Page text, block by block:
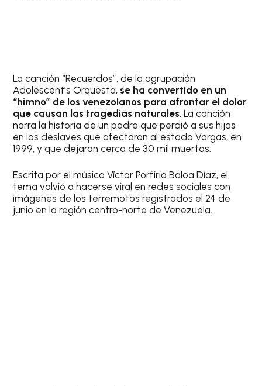
La canción “Recuerdos”, de la agrupación
Adolescent’s Orquesta, se ha convertido en un
“himno” de los venezolanos para afrontar el dolor
que causan las tragedias naturales. La canción
narra la historia de un padre que perdió a sus hijas
en los deslaves que afectaron al estado Vargas, en
1999, y que dejaron cerca de 30 mil muertos.
Escrita por el músico Víctor Porfirio Baloa Díaz, el
tema volvió a hacerse viral en redes sociales con
imágenes de los terremotos registrados el 24 de
junio en la región centro-norte de Venezuela.